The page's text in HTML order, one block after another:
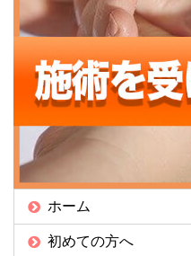
ホーム
初めての方へ